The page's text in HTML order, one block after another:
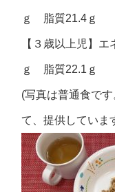
ｇ 脂質21.4ｇ
【３歳以上児】
ｇ 脂質22.1ｇ
(写真は普通食で
て、提供していま